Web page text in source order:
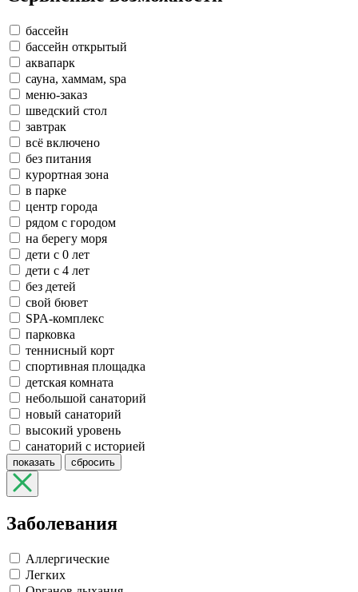
бассейн
бассейн открытый
аквапарк
сауна, хаммам, spa
меню-заказ
шведский стол
завтрак
всё включено
без питания
курортная зона
в парке
центр города
рядом с городом
на берегу моря
дети с 0 лет
дети с 4 лет
без детей
свой бювет
SPA-комплекс
парковка
теннисный корт
спортивная площадка
детская комната
небольшой санаторий
новый санаторий
высокий уровень
санаторий с историей
показать сбросить
Заболевания
Аллергические
Легких